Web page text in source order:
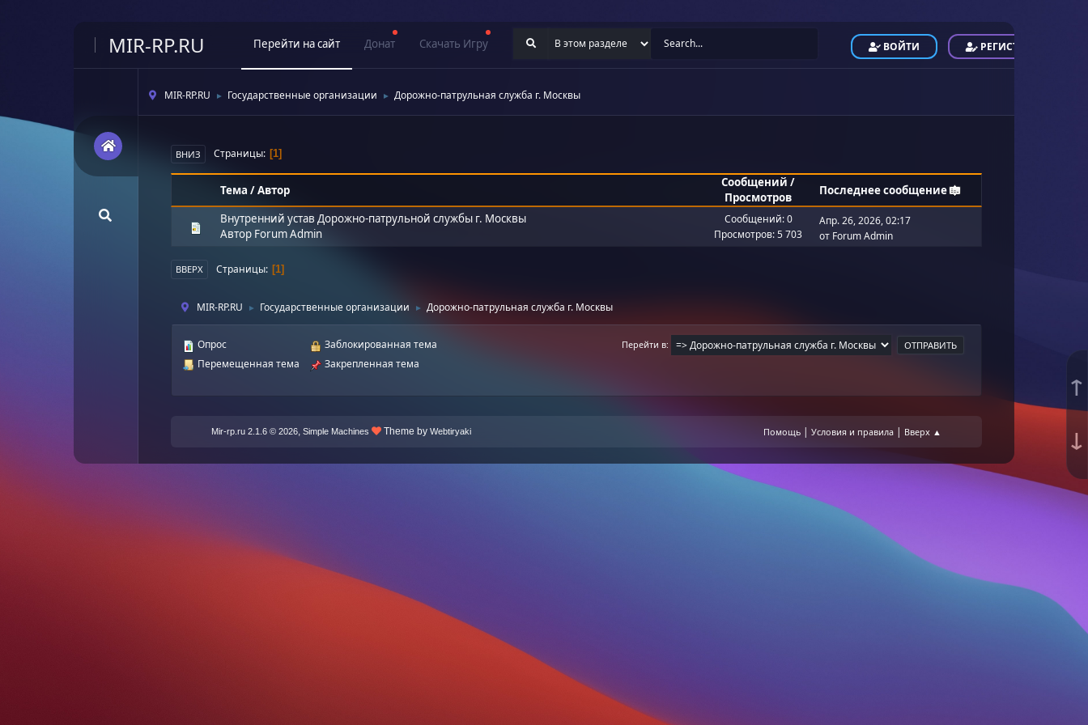
↑
↓
MIR-RP.RU Перейти на сайт Донат Скачать Игру ВОЙТИ РЕГИСТРАЦИЯ
MIR-RP.RU ► Государственные организации ► Дорожно-патрульная служба г. Москвы
ВНИЗ Страницы 1
Тема /Автор
Сообщений /
Просмотров
Последнее сообщение
Внутренний устав Дорожно-патрульной службы г. Москвы
Автор Forum Admin
Сообщений: 0
Просмотров: 5 703
Апр. 26, 2026, 02:17
от Forum Admin
ВВЕРХ Страницы 1
MIR-RP.RU ► Государственные организации ► Дорожно-патрульная служба г. Москвы
Перейти в
Опрос
Перемещенная тема
Заблокированная тема
Закрепленная тема
Помощь| Условия и правила| Вверх ▲
Mir-rp.ru 2.1.6 © 2026 ,Simple Machines Theme byWebtiryaki